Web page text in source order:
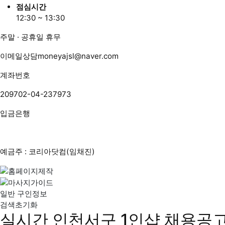
점심시간
12:30 ~ 13:30
주말 · 공휴일 휴무
이메일상담moneyajsl@naver.com
계좌번호
209702-04-237973
입금은행
예금주 : 코리아닷컴(임채진)
일반 구인정보
검색초기화
실시간 인천서구 1인샵 채용공